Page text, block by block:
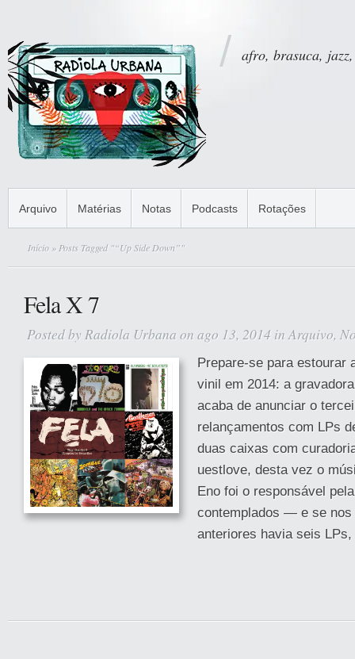
afro, brasuca,
Arquivo Matérias Notas Podcasts Rotações
Início » Posts Tagged "“Up Side Down”"
Fela X 7
Posted by Radiola Urbana on ago 13, 2014 inArquivo,
Prepare-se para estourar
vinil em 2014: a
acaba de anunciar o
relançamentos com LPs
duas caixas com
uestlove, desta vez o
Eno foi o responsável
contemplados — e se nos
anteriores havia seis